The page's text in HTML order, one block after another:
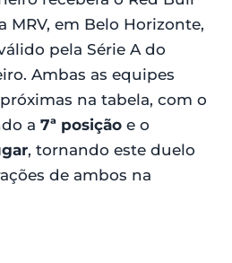
MRV, em Belo Horizonte,
pela Série A do
Ambas as equipes
na tabela, com o
a 7ª posição e o
, tornando este duelo
de ambos na